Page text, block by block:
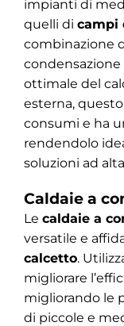
impianti di
quelli di campi
combinazione
ottimale del
esterna,
consumi e ha
rendendolo
soluzioni ad alta
Caldaie a
Le caldaie a
versatile e
calcetto.
migliorare
migliorando le
di piccole e